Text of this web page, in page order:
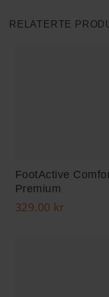
RELATERTE
FootActive
Premium
329.00 kr